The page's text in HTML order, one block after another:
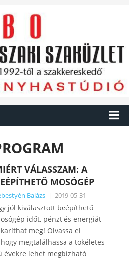
VÁLASSZAM: A
MOSÓGÉP
Balázs | 2019-05-31
jól kiválasztott beépíthető
időt, pénzt és energiát
meg! Olvassa el
megtalálhassa a tökéletes
évekre lehet megbízható